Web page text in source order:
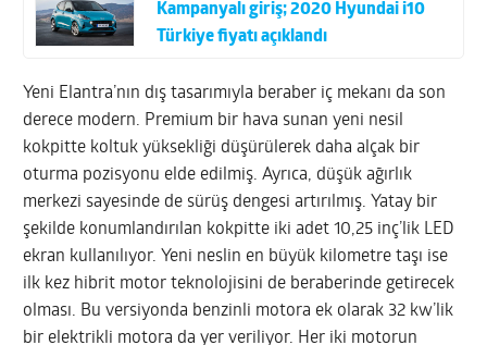
Kampanyalı giriş; 2020 Hyundai i10
Türkiye fiyatı açıklandı
Yeni Elantra’nın dış tasarımıyla beraber iç mekanı da son
derece modern. Premium bir hava sunan yeni nesil
kokpitte koltuk yüksekliği düşürülerek daha alçak bir
oturma pozisyonu elde edilmiş. Ayrıca, düşük ağırlık
merkezi sayesinde de sürüş dengesi artırılmış. Yatay bir
şekilde konumlandırılan kokpitte iki adet 10,25 inç’lik LED
ekran kullanılıyor. Yeni neslin en büyük kilometre taşı ise
ilk kez hibrit motor teknolojisini de beraberinde getirecek
olması. Bu versiyonda benzinli motora ek olarak 32 kw’lik
bir elektrikli motora da yer veriliyor. Her iki motorun